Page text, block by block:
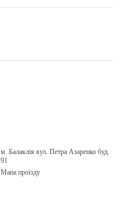
м. Балаклія вул. Петра Азаренко буд.
91
Мапа проїзду